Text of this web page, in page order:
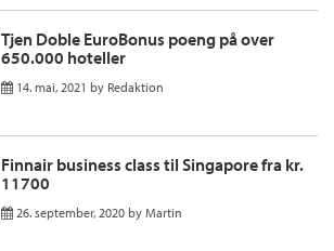
Tjen Doble EuroBonus poeng på over
650.000 hoteller
14. mai, 2021 by Redaktion
Finnair business class til Singapore fra kr.
11700
26. september, 2020 by Martin